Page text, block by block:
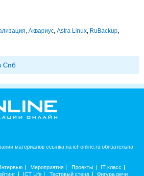
, Аквариус, Astra Linux, RuBackup,
Спб
материалов ссылка на ict-online.ru обязательна
Мероприятия Проекты
IT класс
ICT Life Тестовый стенд Фигура речи